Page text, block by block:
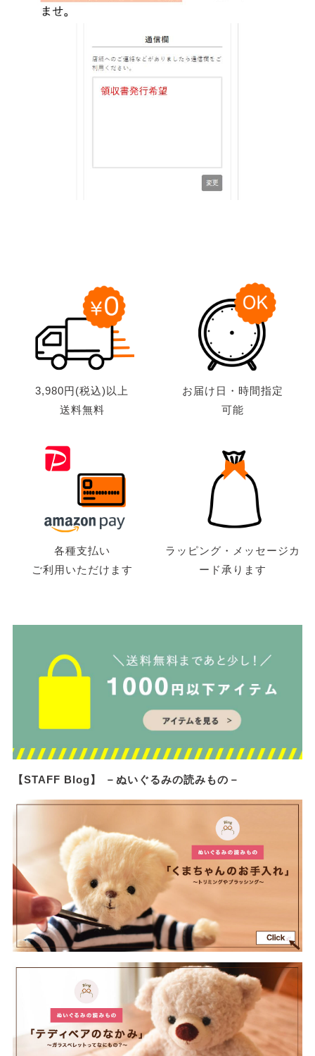
3,980円(税込)以上
送料無料
お届け日・時間指定
可能
各種支払い
ご利用いただけます
ラッピング・メッセージカ
ード承ります
【STAFF Blog】 －ぬいぐるみの読みもの－